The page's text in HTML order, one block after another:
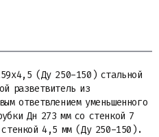
(Ду 250-150) стальной
разветвитель из
ответвлением уменьшенного
Дн 273 мм со стенкой 7
4,5 мм (Ду 250-150).